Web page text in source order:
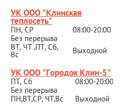
УК ООО "Клинская
теплосеть"
ПН, СР
08:00-20:00
Без перерыва
ВТ, ЧТ ,ПТ, Сб,
Вс Выходной
УК ООО "Городок Клин-5"
ПТ, Сб
08:00-20:00
Без перерыва
ПН,ВТ,СР, ЧТ,Вс Выходной